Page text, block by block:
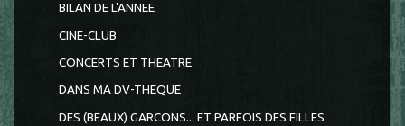
BILAN DE L'ANNEE
CINE-CLUB
CONCERTS ET THEATRE
DANS MA DV-THEQUE
DES (BEAUX) GARCONS... ET PARFOIS DES FILLES